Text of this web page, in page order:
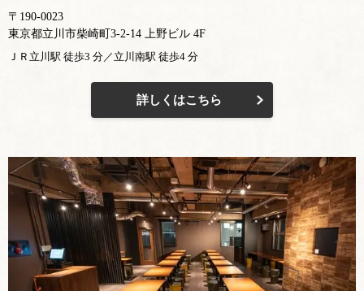
〒190-0023
東京都立川市柴崎町3-2-14 上野ビル 4F
ＪＲ立川駅 徒歩3 分／立川南駅 徒歩4 分
詳しくはこちら